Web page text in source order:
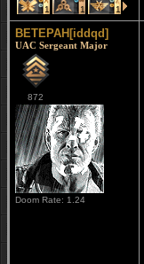
1 1 1
BETEPAH[iddqd]
UAC Sergeant Major
872
Doom Rate: 1.24